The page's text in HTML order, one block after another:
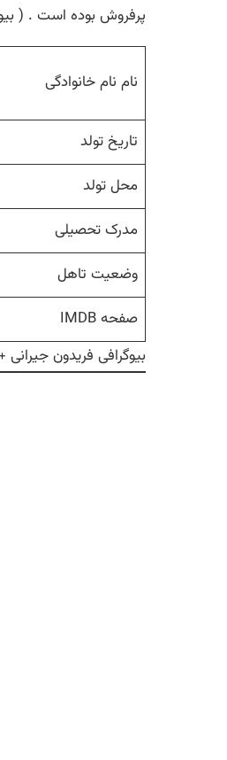
پرفروش بوده است . (
نام نام خانوادگی
تاریخ تولد
محل تولد
مدرک تحصیلی
وضعیت تاهل
صفحه IMDB
بیوگرافی فریدون